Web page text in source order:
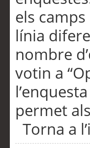
els
línia
nombre
votin a
permet
Torna a